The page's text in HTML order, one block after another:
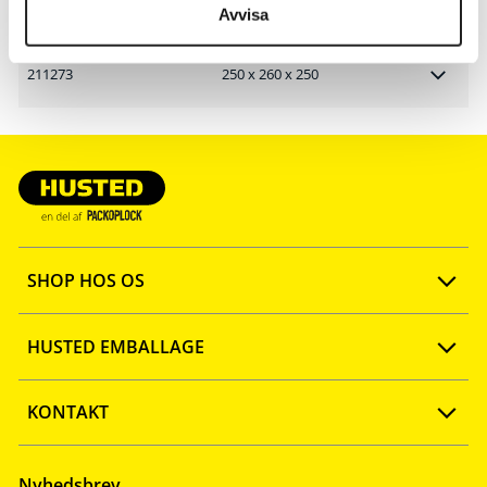
Avvisa
Format (mm)
211273 250 x 260 x 250
SHOP HOS OS
Opret konto
FAQ
HUSTED EMBALLAGE
Ny webshop
KONTAKT
Tlf: 57 67 46 40